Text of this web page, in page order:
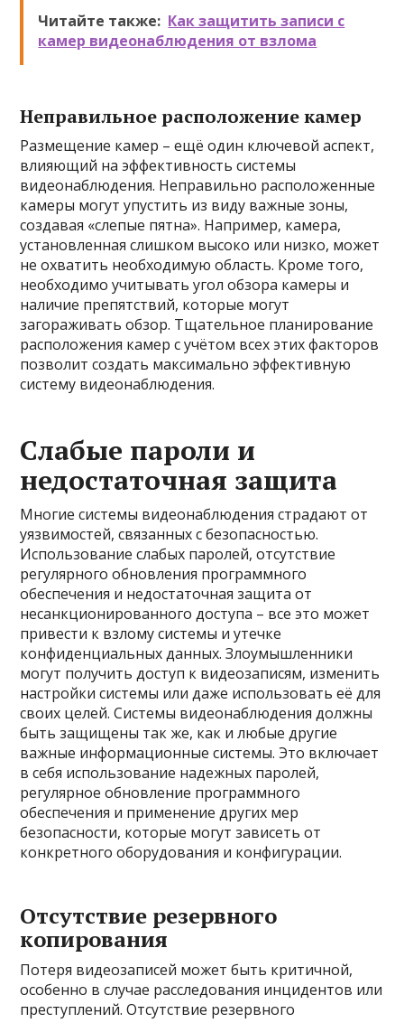
Читайте также: Как защитить записи с
камер видеонаблюдения от взлома
Неправильное расположение камер
Размещение камер – ещё один ключевой аспект,
влияющий на эффективность системы
видеонаблюдения. Неправильно расположенные
камеры могут упустить из виду важные зоны,
создавая «слепые пятна». Например, камера,
установленная слишком высоко или низко, может
не охватить необходимую область. Кроме того,
необходимо учитывать угол обзора камеры и
наличие препятствий, которые могут
загораживать обзор. Тщательное планирование
расположения камер с учётом всех этих факторов
позволит создать максимально эффективную
систему видеонаблюдения.
Слабые пароли и
недостаточная защита
Многие системы видеонаблюдения страдают от
уязвимостей, связанных с безопасностью.
Использование слабых паролей, отсутствие
регулярного обновления программного
обеспечения и недостаточная защита от
несанкционированного доступа – все это может
привести к взлому системы и утечке
конфиденциальных данных. Злоумышленники
могут получить доступ к видеозаписям, изменить
настройки системы или даже использовать её для
своих целей. Системы видеонаблюдения должны
быть защищены так же, как и любые другие
важные информационные системы. Это включает
в себя использование надежных паролей,
регулярное обновление программного
обеспечения и применение других мер
безопасности, которые могут зависеть от
конкретного оборудования и конфигурации.
Отсутствие резервного
копирования
Потеря видеозаписей может быть критичной,
особенно в случае расследования инцидентов или
преступлений. Отсутствие резервного